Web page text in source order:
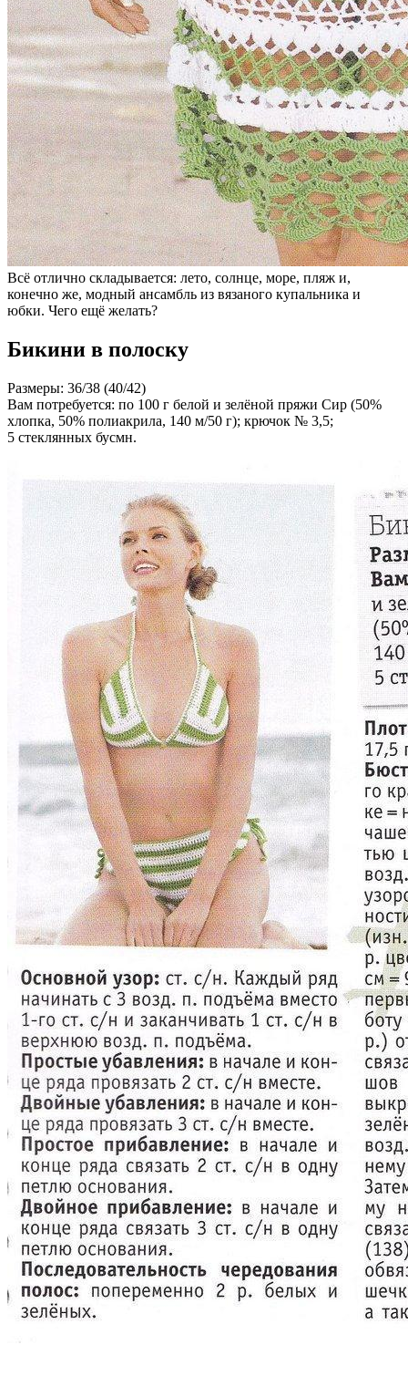
Всё отлично складывается: лето, солнце, море, пляж и,
конечно же, модный ансамбль из вязаного купальника и
юбки. Чего ещё желать?
Бикини в полоску
Размеры: 36/38 (40/42)
Вам потребуется: по 100 г белой и зелёной пряжи Сир (50%
хлопка, 50% полиакрила, 140 м/50 г); крючок № 3,5;
5 стеклянных бусмн.